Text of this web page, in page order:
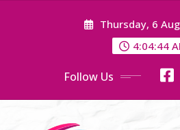
Thursday, 6
4:04:45
Follow Us